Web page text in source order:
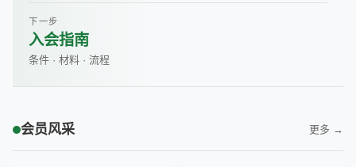
下一步
入会指南
条件 · 材料 · 流程
会员风采 更多 →